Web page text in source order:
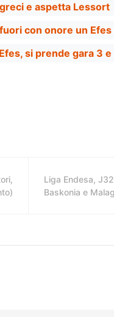
e aspetta Lessort
con onore un
si prende gara 3
Liga Endesa,
Baskonia e